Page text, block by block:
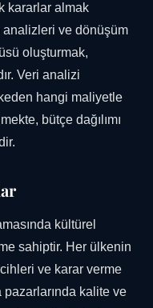
kararlar almak
analizleri ve dönüşüm
oluşturmak,
Veri analizi
hangi maliyetle
bütçe dağılımı
kültürel
sahiptir. Her ülkenin
ve karar verme
pazarlarında kalite ve